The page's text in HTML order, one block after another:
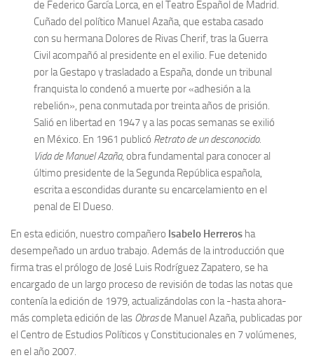
de Federico García Lorca, en el Teatro Español de Madrid.
Cuñado del político Manuel Azaña, que estaba casado
con su hermana Dolores de Rivas Cherif, tras la Guerra
Civil acompañó al presidente en el exilio. Fue detenido
por la Gestapo y trasladado a España, donde un tribunal
franquista lo condenó a muerte por «adhesión a la
rebelión», pena conmutada por treinta años de prisión.
Salió en libertad en 1947 y a las pocas semanas se exilió
en México. En 1961 publicó Retrato de un desconocido.
Vida de Manuel Azaña, obra fundamental para conocer al
último presidente de la Segunda República española,
escrita a escondidas durante su encarcelamiento en el
penal de El Dueso.
En esta edición, nuestro compañero Isabelo Herreros ha
desempeñado un arduo trabajo. Además de la introducción que
firma tras el prólogo de José Luis Rodríguez Zapatero, se ha
encargado de un largo proceso de revisión de todas las notas que
contenía la edición de 1979, actualizándolas con la -hasta ahora-
más completa edición de las Obrasde Manuel Azaña, publicadas por
el Centro de Estudios Políticos y Constitucionales en 7 volúmenes,
en el año 2007.